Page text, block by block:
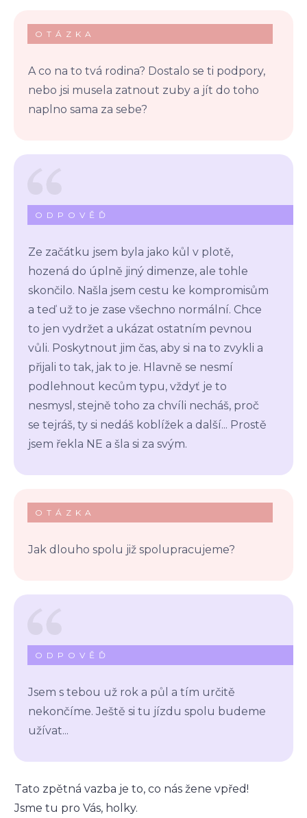
OTÁZKA
A co na to tvá rodina? Dostalo se ti podpory,
nebo jsi musela zatnout zuby a jít do toho
naplno sama za sebe?
ODPOVĚĎ
Ze začátku jsem byla jako kůl v plotě,
hozená do úplně jiný dimenze, ale tohle
skončilo. Našla jsem cestu ke kompromisům
a teď už to je zase všechno normální. Chce
to jen vydržet a ukázat ostatním pevnou
vůli. Poskytnout jim čas, aby si na to zvykli a
přijali to tak, jak to je. Hlavně se nesmí
podlehnout kecům typu, vždyť je to
nesmysl, stejně toho za chvíli necháš, proč
se tejráš, ty si nedáš koblížek a další... Prostě
jsem řekla NE a šla si za svým.
OTÁZKA
Jak dlouho spolu již spolupracujeme?
ODPOVĚĎ
Jsem s tebou už rok a půl a tím určitě
nekončíme. Ještě si tu jízdu spolu budeme
užívat...
Tato zpětná vazba je to, co nás žene vpřed!
Jsme tu pro Vás, holky.